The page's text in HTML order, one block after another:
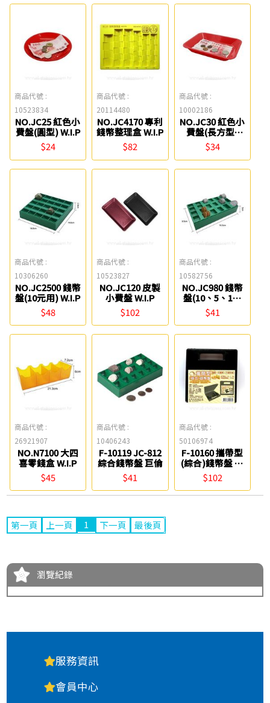
商品代號 :
10523834
NO.JC25 紅色小
費盤(圓型) W.I.P
$24
商品代號 :
20114480
NO.JC4170 專利
錢幣整理盒 W.I.P
$82
商品代號 :
10002186
NO.JC30 紅色小
費盤(長方型)
W.I.P
$34
商品代號 :
10306260
NO.JC2500 錢幣
盤(10元用) W.I.P
$48
商品代號 :
10523827
NO.JC120 皮製
小費盤 W.I.P
$102
商品代號 :
10582756
NO.JC980 錢幣
盤(10、5、1元
用) W.I.P
$41
商品代號 :
26921907
NO.N7100 大四
喜零錢盒 W.I.P
$45
商品代號 :
10406243
F-10119 JC-812
綜合錢幣盤 巨倫
$41
商品代號 :
50106974
F-10160 攜帶型
(綜合)錢幣盤 巨
倫
$102
第一頁 上一頁 1 下一頁 最後頁
瀏覽紀錄
服務資訊
會員中心